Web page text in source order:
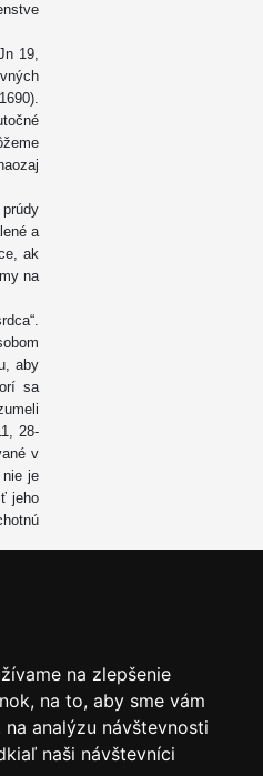
na zlepšenie
na to, aby sme vám
analýzu návštevnosti
naši návštevníci
19,
a
ak
na
aby
sa
28-
v
je
jeho
júla,
tu